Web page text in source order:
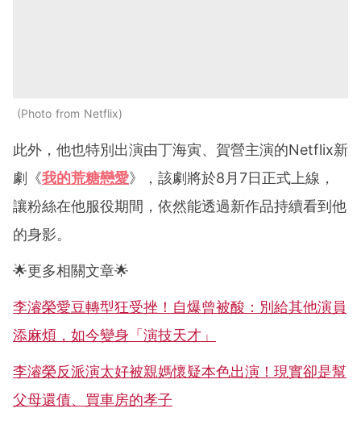
Photo from Netflix
此外，他也特別出演由丁海寅、賀營主演的Netflix新
劇《我的荒糖戀愛》，該劇將於8月7日正式上線，
讓粉絲在他服役期間，依然能透過新作品持續看到他
的身影。
🌟更多相關文章🌟
李濬榮愛豆轉型狂受挫！自爆曾被酸：別給其他演員
添麻煩，如今變身「演技天才」
李濬榮反派演太好被親媽懷疑本色出演！現實卻是幫
父母還債、買車房的孝子